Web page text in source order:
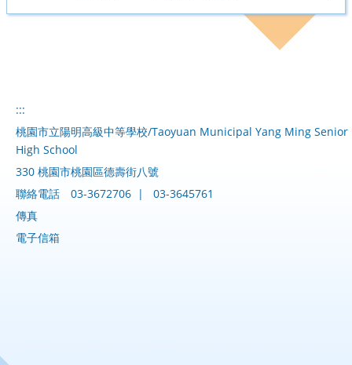
:::
桃園市立陽明高級中等學校/Taoyuan Municipal Yang Ming Senior
High School
330 桃園市桃園區德壽街八號
聯絡電話
03-3672706 |
03-3645761
傳真
電子信箱